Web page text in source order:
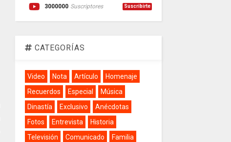
3000000 Suscriptores Suscribirte
CATEGORÍAS
Video Nota Artículo
Homenaje
Recuerdos
Especial
Música
Dinastía
Exclusivo
Anécdotas
Fotos
Entrevista
Historia
Televisión
Comunicado
Familia